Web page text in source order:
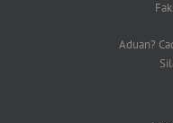
Aduan?